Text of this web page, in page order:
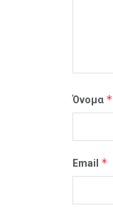
Όνομα *
Email *